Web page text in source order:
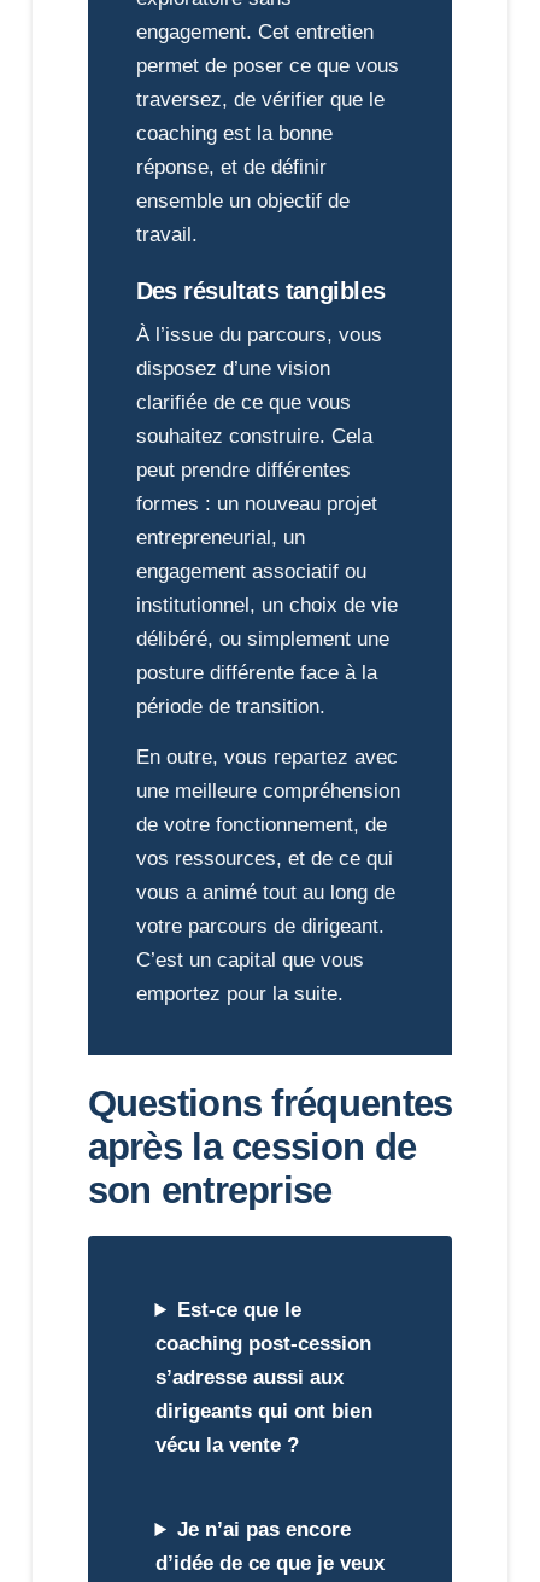
engagement. Cet entretien
permet de poser ce que vous
traversez, de vérifier que le
coaching est la bonne
réponse, et de définir
ensemble un objectif de
travail.
Des résultats tangibles
À l’issue du parcours, vous
disposez d’une vision
clarifiée de ce que vous
souhaitez construire. Cela
peut prendre différentes
formes : un nouveau projet
entrepreneurial, un
engagement associatif ou
institutionnel, un choix de vie
délibéré, ou simplement une
posture différente face à la
période de transition.
En outre, vous repartez avec
une meilleure compréhension
de votre fonctionnement, de
vos ressources, et de ce qui
vous a animé tout au long de
votre parcours de dirigeant.
C’est un capital que vous
emportez pour la suite.
Questions fréquentes
après la cession de
son entreprise
Est-ce que le
coaching post-cession
s’adresse aussi aux
dirigeants qui ont bien
vécu la vente ?
Je n’ai pas encore
d’idée de ce que je veux